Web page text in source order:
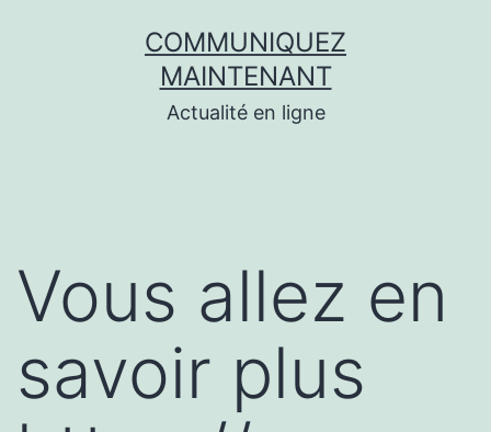
COMMUNIQUEZ
MAINTENANT
Actualité en ligne
Vous allez en
savoir plus